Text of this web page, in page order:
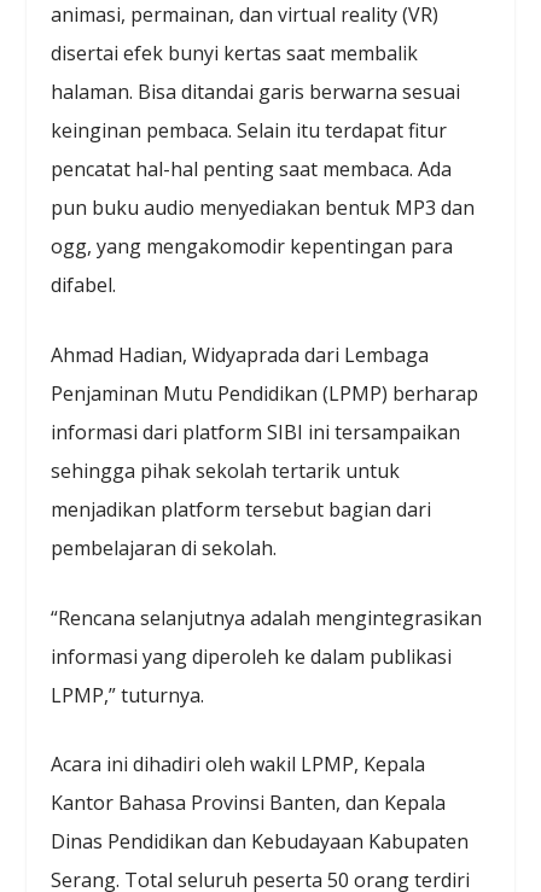
animasi, permainan, dan virtual reality (VR)
disertai efek bunyi kertas saat membalik
halaman. Bisa ditandai garis berwarna sesuai
keinginan pembaca. Selain itu terdapat fitur
pencatat hal-hal penting saat membaca. Ada
pun buku audio menyediakan bentuk MP3 dan
ogg, yang mengakomodir kepentingan para
difabel.
Ahmad Hadian, Widyaprada dari Lembaga
Penjaminan Mutu Pendidikan (LPMP) berharap
informasi dari platform SIBI ini tersampaikan
sehingga pihak sekolah tertarik untuk
menjadikan platform tersebut bagian dari
pembelajaran di sekolah.
“Rencana selanjutnya adalah mengintegrasikan
informasi yang diperoleh ke dalam publikasi
LPMP,” tuturnya.
Acara ini dihadiri oleh wakil LPMP, Kepala
Kantor Bahasa Provinsi Banten, dan Kepala
Dinas Pendidikan dan Kebudayaan Kabupaten
Serang. Total seluruh peserta 50 orang terdiri